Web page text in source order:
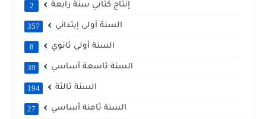
إنتاج كتابي سنة رابعة 2
السنة أولى إبتدائي 357
السنة أولى ثانوي 8
السنة تاسعة أساسي 39
السنة ثالثة 194
السنة ثامنة أساسي 27